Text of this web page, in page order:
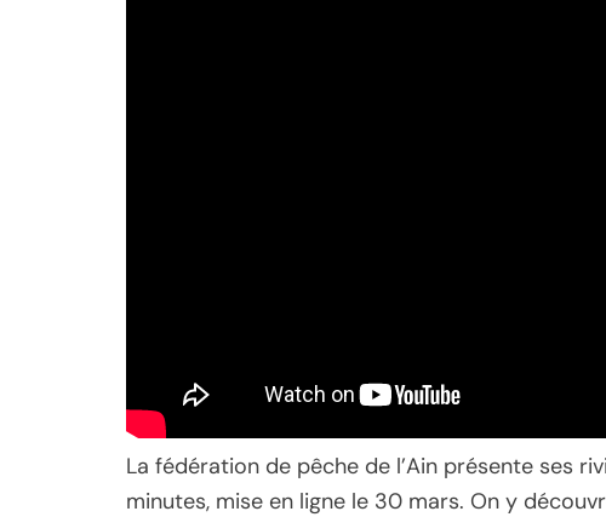
La fédération de pêche de l’Ain présente ses
minutes, mise en ligne le 30 mars. On y